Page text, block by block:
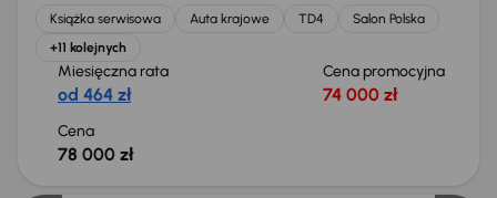
Książka serwisowa Auta krajowe TD4
Salon Polska
+11 kolejnych
Miesięczna rata
od 464 zł
Cena promocyjna
74 000 zł
Cena
78 000 zł
Taniej o 1 500 zł